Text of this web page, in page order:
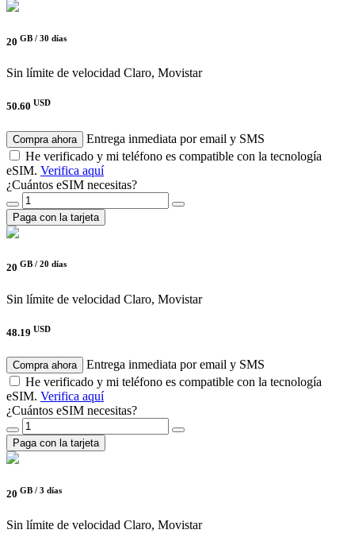
20 GB / 30 días
Sin límite de velocidad Claro, Movistar
50.60 USD
Compra ahora
Entrega inmediata por email y SMS
He verificado y mi teléfono es compatible con la tecnología
eSIM. Verifica aquí
¿Cuántos eSIM necesitas?
Paga con la tarjeta
20 GB / 20 días
Sin límite de velocidad Claro, Movistar
48.19 USD
Compra ahora
Entrega inmediata por email y SMS
He verificado y mi teléfono es compatible con la tecnología
eSIM. Verifica aquí
¿Cuántos eSIM necesitas?
Paga con la tarjeta
20 GB / 3 días
Sin límite de velocidad Claro, Movistar